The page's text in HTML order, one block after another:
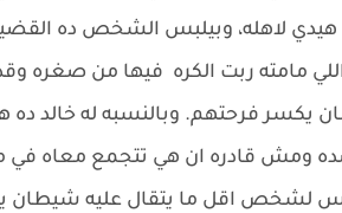
هيدي لاهله، وبيلبس الشخص ده
مامته ربت الكره فيها من صغره
يكسر فرحتهم. وبالنسبه له خالد ده
ومش قادره ان هي تتجمع معاه في
اقل ما يتقال عليه شيطان